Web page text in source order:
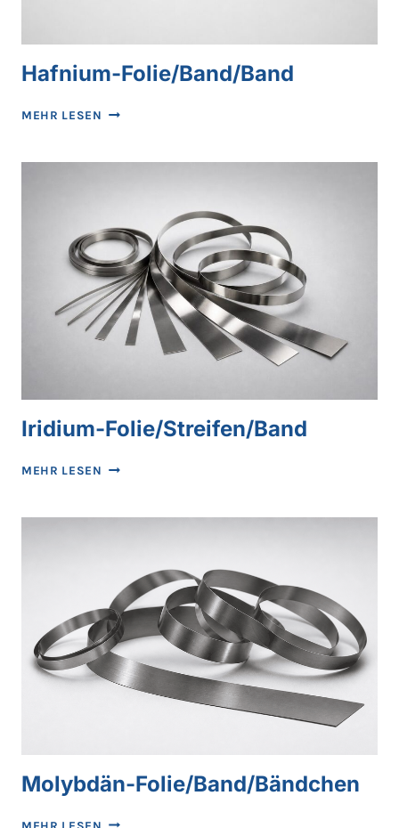
Hafnium-Folie/Band/Band
MEHR LESEN HAFNIUM-
Iridium-Folie/Streifen/Band
MEHR LESEN IRIDIUM-
Molybdän-Folie/Band/Bändchen
MOLYBDÄN-